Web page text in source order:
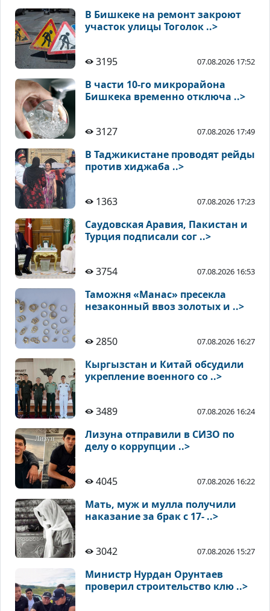
В Бишкеке на ремонт закроют
участок улицы Тоголок ..>
3195 07.08.2026 17:52
В части 10-го микрорайона
Бишкека временно отключа ..>
3127 07.08.2026 17:49
В Таджикистане проводят рейды
против хиджаба ..>
1363 07.08.2026 17:23
Саудовская Аравия, Пакистан и
Турция подписали сог ..>
3754 07.08.2026 16:53
Таможня «Манас» пресекла
незаконный ввоз золотых и ..>
2850 07.08.2026 16:27
Кыргызстан и Китай обсудили
укрепление военного со ..>
3489 07.08.2026 16:24
Лизуна отправили в СИЗО по
делу о коррупции ..>
4045 07.08.2026 16:22
Мать, муж и мулла получили
наказание за брак с 17- ..>
3042 07.08.2026 15:27
Министр Нурдан Орунтаев
проверил строительство клю ..>